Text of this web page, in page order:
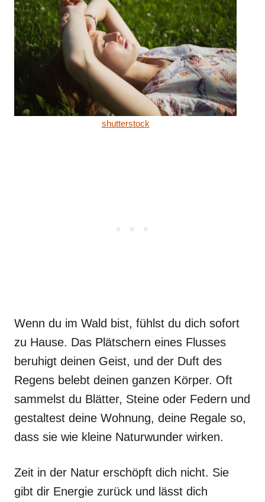
shutterstock
Wenn du im Wald bist, fühlst du dich sofort
zu Hause. Das Plätschern eines Flusses
beruhigt deinen Geist, und der Duft des
Regens belebt deinen ganzen Körper. Oft
sammelst du Blätter, Steine oder Federn und
gestaltest deine Wohnung, deine Regale so,
dass sie wie kleine Naturwunder wirken.
Zeit in der Natur erschöpft dich nicht. Sie
gibt dir Energie zurück und lässt dich